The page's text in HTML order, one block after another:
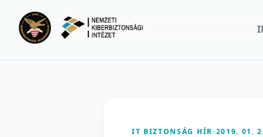
IT BIZTONSÁG HÍR-2019. 01.